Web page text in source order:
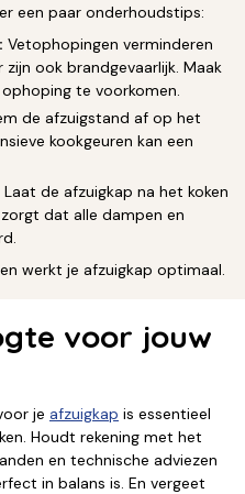
een paar onderhoudstips:
Vetophopingen verminderen
ook brandgevaarlijk. Maak
te voorkomen.
de afzuigstand af op het
kookgeuren kan een
Laat de afzuigkap na het koken
dat alle dampen en
werkt je afzuigkap optimaal.
voor jouw
je afzuigkap is essentieel
Houdt rekening met het
en technische adviezen
in balans is. En vergeet